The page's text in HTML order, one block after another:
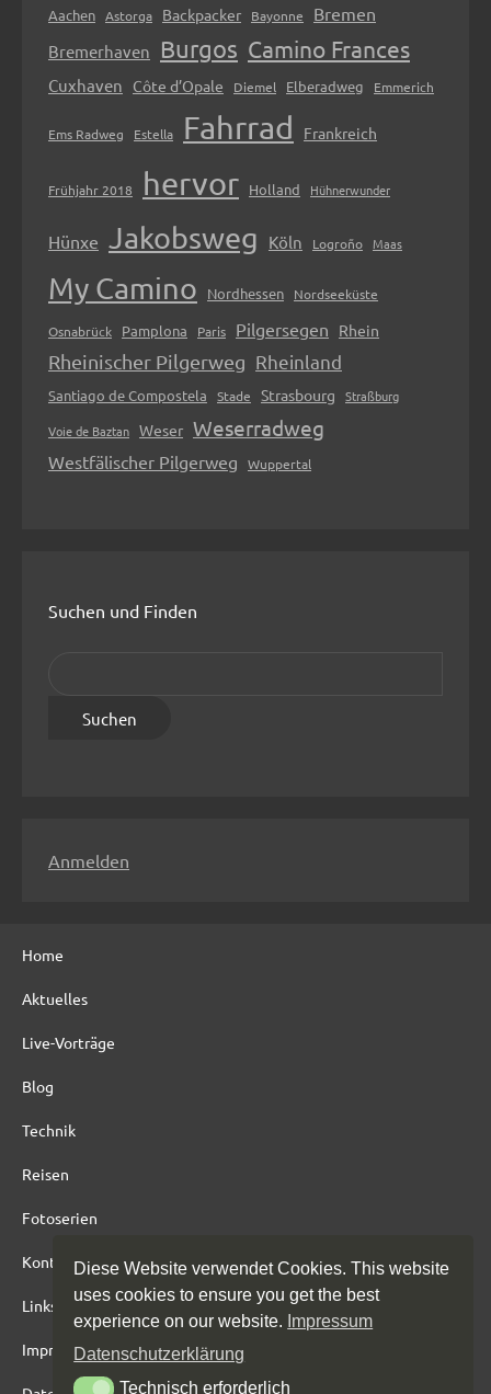
Aachen Astorga Backpacker Bayonne Bremen
Bremerhaven Burgos Camino Frances
Cuxhaven Côte d’Opale Diemel Elberadweg Emmerich
Ems Radweg Estella Fahrrad Frankreich
Frühjahr 2018 hervor Holland Hühnerwunder
Hünxe Jakobsweg Köln Logroño Maas
My Camino Nordhessen Nordseeküste
Osnabrück Pamplona Paris Pilgersegen Rhein
Rheinischer Pilgerweg Rheinland
Santiago de Compostela Stade Strasbourg
Straßburg
Voie de Baztan Weser Weserradweg
Westfälischer Pilgerweg Wuppertal
Suchen und Finden
u
Anmelden
Home
Aktuelles
Live-Vorträge
Blog
Technik
Reisen
Fotoserien
Kontakt
Links
Impressum
Diese Website verwendet Cookies. This website
uses cookies to ensure you get the best
experience on our website. Impressum
Datenschutzerklärung
Technisch erforderlich
Technisch erforderlich